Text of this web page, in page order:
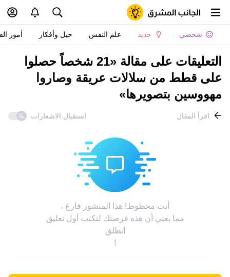
شخصي جديد علم النفس حيل وأفكار أمور
التعليقات على مقالة «21 شخصاً حصلوا
على قطط من سلالات عريقة وصاروا
مهووسين بتصويرها»
اقرأ المقال استقبال الاشعارات
أنت محظوظ! هذا المنشور فارغ ،
مما يعني أن هذه فرصتك لتكتب أول تعليق
انطلق
!